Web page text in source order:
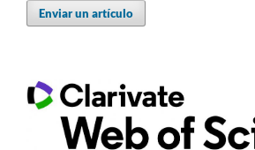
Enviar un artículo